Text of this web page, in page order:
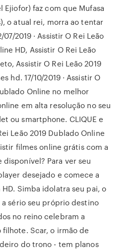
Ejiofor) faz com que Mufasa
o atual rei, morra ao tentar
2019 · Assistir O Rei Leão
HD, Assistir O Rei Leão
Assistir O Rei Leão 2019
hd. 17/10/2019 · Assistir O
Online no melhor
em alta resolução no seu
ou smartphone. CLIQUE e
Leão 2019 Dublado Online
filmes online grátis com a
Para ver seu
desejado e comece a
Simba idolatra seu pai, o
a sério seu próprio destino
no reino celebram a
Scar, o irmão de
do trono - tem planos